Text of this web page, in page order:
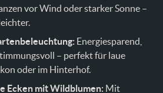
vor Wind oder starker Sonne –
Energiesparend,
– perfekt für laue
oder im Hinterhof.
Ecken mit Wildblumen: Mit